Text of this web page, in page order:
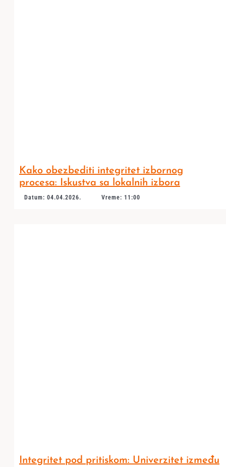
Kako obezbediti integritet izbornog
procesa: Iskustva sa lokalnih izbora
Datum: 04.04.2026. Vreme: 11:00
Integritet pod pritiskom: Univerzitet između